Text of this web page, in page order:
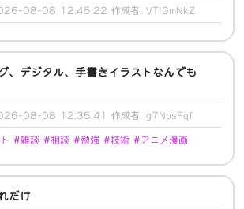
08-08 12:45:22 作成者: VTIGmNkZ
、デジタル、手書きイラストなんでも
08-08 12:35:41 作成者: g7NpsFqf
#雑談 #相談 #勉強 #技術 #アニメ漫画
だけ